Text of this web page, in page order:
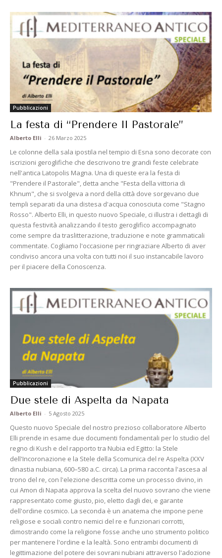
Pubblicazioni
La festa di “Prendere Il Pastorale”
Alberto Elli - 26 Marzo 2025
Le colonne della sala ipostila nel tempio di Esna sono decorate con
iscrizioni geroglifiche che descrivono tre grandi feste celebrate
nell'antica Latopolis Magna. Una di queste era la festa di
"Prendere il Pastorale", detta anche "Festa della vittoria di
Khnum", che si svolgeva a nord della città dove sorgevano due
templi separati da una distesa d'acqua conosciuta come "Stagno
Rosso". Alberto Elli, in questo nuovo Speciale, ci illustra i dettagli di
questa festività analizzando il testo geroglifico accompagnato
come sempre da traslitterazione, traduzione e note grammaticali
commentate. Cogliamo l'occasione per ringraziare Alberto di aver
condiviso ancora una volta con tutti noi il suo instancabile lavoro
per il piacere della Conoscenza.
Pubblicazioni
Due stele di Aspelta da Napata
Alberto Elli - 5 Agosto 2025
Questo nuovo Speciale del nostro prezioso collaboratore Alberto
Elli prende in esame due documenti fondamentali per lo studio del
regno di Kush e del rapporto tra Nubia ed Egitto: la Stele
dell'Incoronazione e la Stele della Scomunica del re Aspelta (XXV
dinastia nubiana, 600–580 a.C. circa). La prima racconta l'ascesa al
trono del re, con l'elezione descritta come un processo divino, in
cui Amon di Napata approva la scelta del nuovo sovrano che viene
rappresentato come giusto, pio, eletto dagli dei, e garante
dell'ordine cosmico. La seconda è un anatema che impone pene
religiose e sociali contro nemici del re e funzionari corrotti,
dimostrando come la religione fosse anche uno strumento politico
per mantenere l'ordine e la lealtà. Sono entrambi documenti di
legittimazione del potere dei sovrani nubiani attraverso l'adozione